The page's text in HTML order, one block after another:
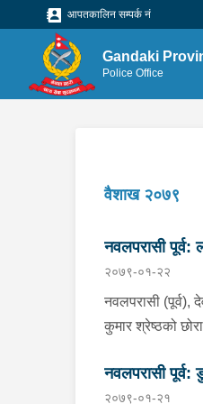
आपतकालिन सम्पर्क नं
Gandaki
Police Office
वैशाख २०७९
नवलपरासी पूर्व:
२०७९-०१-२२
नवलपरासी (पूर्व),
कुमार श्रेष्ठको
कुमार श्रेष्ठले
खटि गई निम्न
नवलपरासी पूर्व:
२०७९-०१-२१